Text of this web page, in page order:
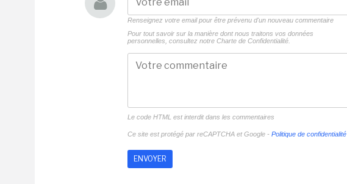
Renseignez votre email pour être prévenu d'un nouveau commentaire
Pour tout savoir sur la manière dont nous traitons vos données
personnelles, consultez notre Charte de Confidentialité.
Le code HTML est interdit dans les commentaires
Ce site est protégé par reCAPTCHA et Google - Politique de confidentialité